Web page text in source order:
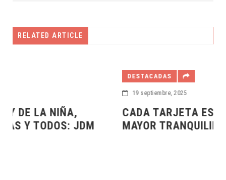
RELATED ARTICLE
CADA TARJETA ES UN HOGAR CON
MAYOR TRANQUILIDAD:JDM